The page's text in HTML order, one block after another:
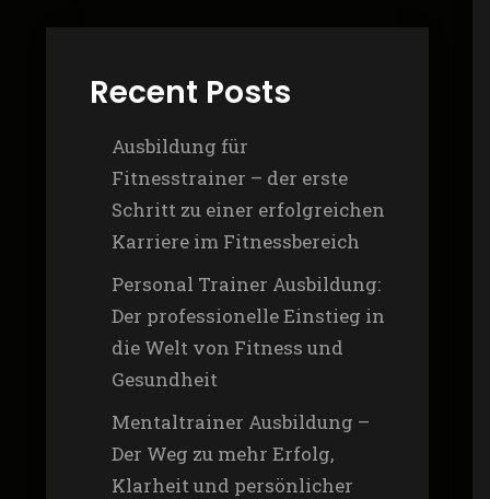
Recent Posts
Ausbildung für
Fitnesstrainer – der erste
Schritt zu einer erfolgreichen
Karriere im Fitnessbereich
Personal Trainer Ausbildung:
Der professionelle Einstieg in
die Welt von Fitness und
Gesundheit
Mentaltrainer Ausbildung –
Der Weg zu mehr Erfolg,
Klarheit und persönlicher